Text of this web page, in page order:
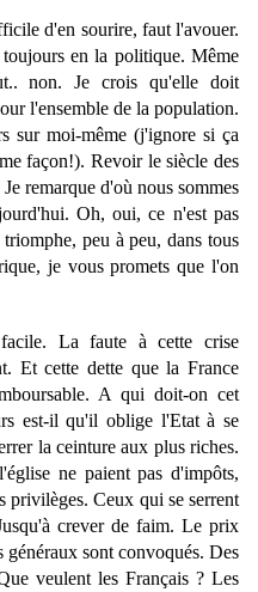
d'en sourire, faut l'avouer.
en la politique. Même
non. Je crois qu'elle doit
l'ensemble de la population.
sur moi-même (j'ignore si ça
façon!). Revoir le siècle des
remarque d'où nous sommes
Oh, oui, ce n'est pas
peu à peu, dans tous
je vous promets que l'on
La faute à cette crise
Et cette dette que la France
A qui doit-on cet
est-il qu'il oblige l'Etat à se
la ceinture aux plus riches.
ne paient pas d'impôts,
privilèges. Ceux qui se serrent
crever de faim. Le prix
généraux sont convoqués. Des
veulent les Français ? Les